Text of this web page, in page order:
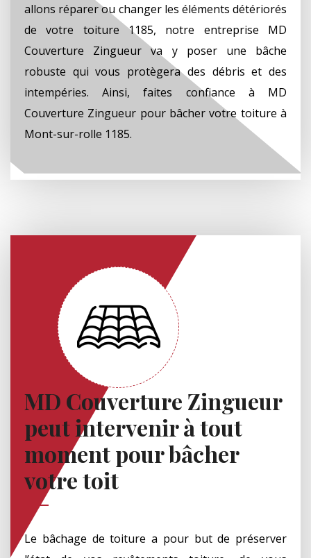
allons réparer ou changer les éléments détériorés
de votre toiture 1185, notre entreprise MD
Couverture Zingueur va y poser une bâche
robuste qui vous protègera des débris et des
intempéries. Ainsi, faites confiance à MD
Couverture Zingueur pour bâcher votre toiture à
Mont-sur-rolle 1185.
MD Couverture Zingueur
peut intervenir à tout
moment pour bâcher
votre toit
Le bâchage de toiture a pour but de préserver